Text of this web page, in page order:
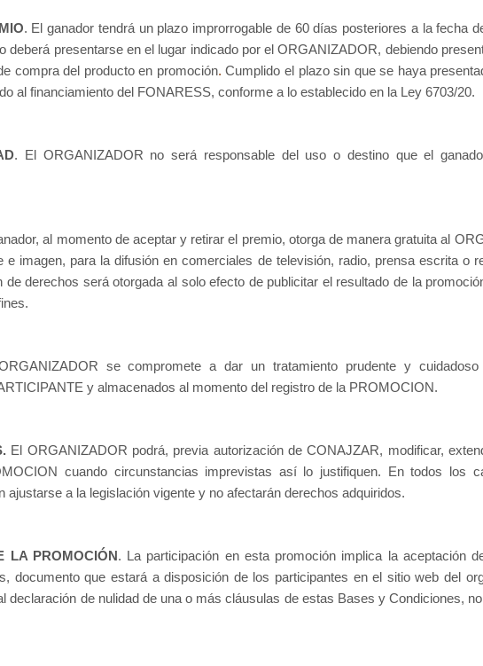
. El ganador tendrá un plazo improrrogable de 60 días posteriores a la fecha
deberá presentarse en el lugar indicado por el ORGANIZADOR, debiendo
compra del producto en promoción.Cumplido el plazo sin que se haya
al financiamiento del FONARESS, conforme a lo establecido en la Ley 6703/20.
. El ORGANIZADOR no será responsable del uso o destino que el
al momento de aceptar y retirar el premio, otorga de manera gratuita al
e imagen, para la difusión en comerciales de televisión, radio, prensa escrita o
de derechos será otorgada al solo efecto de publicitar el resultado de la
se compromete a dar un tratamiento prudente y
y almacenados al momento del registro de la PROMOCION.
El ORGANIZADOR podrá, previa autorización de CONAJZAR, modificar,
cuando circunstancias imprevistas así lo justifiquen. En todos los
ajustarse a la legislación vigente y no afectarán derechos adquiridos.
LA PROMOCIÓN . La participación en esta promoción implica la aceptación
documento que estará a disposición de los participantes en el sitio web del
declaración de nulidad de una o más cláusulas de estas Bases y Condiciones,